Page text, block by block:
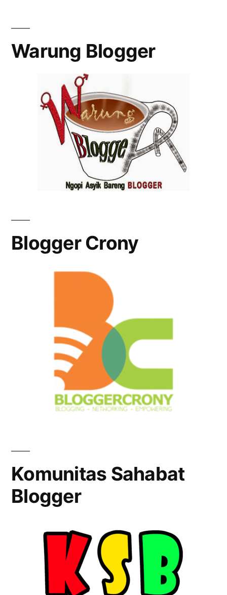
Warung Blogger
Blogger Crony
Komunitas Sahabat
Blogger